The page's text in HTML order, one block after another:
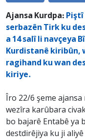
Ajansa Kurdpa: Piştî
serbazên Tirk ku
a 14 salî li navçeya
Kurdistanê kiribûn,
ragihand ku wan
kiriye.
Îro 22/6 şeme
wezîra karûbara
bo bajarê Entabê ya
destdirêjiya ku ji